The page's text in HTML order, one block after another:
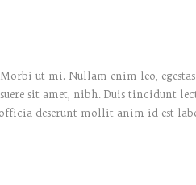
ut mi. Nullam enim leo,
sit amet, nibh. Duis tincidunt
deserunt mollit anim id est